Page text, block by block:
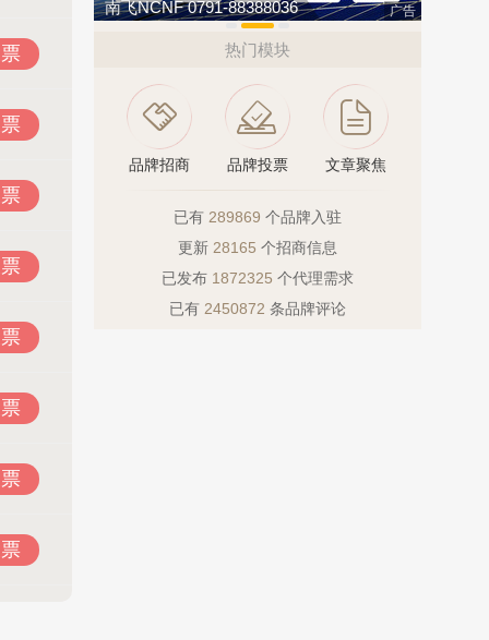
南飞NCNF 0791-88388036 广告
热门模块
品牌招商 品牌投票 文章聚焦
已有 289869 个品牌入驻
更新 28165 个招商信息
已发布 1872325 个代理需求
已有 2450872 条品牌评论